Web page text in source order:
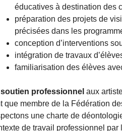
éducatives à destination des
préparation des projets de
précisées dans les
conception d’interventions
intégration de travaux
familiarisation des élèves
soutien professionnel aux
que membre de la Fédération
une charte de
de travail professionnel par